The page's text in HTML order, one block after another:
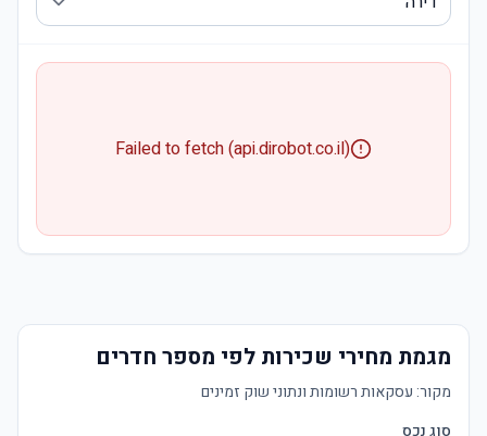
Failed to fetch (api.dirobot.co.il)
מגמת מחירי שכירות לפי מספר חדרים
מקור: עסקאות רשומות ונתוני שוק זמינים
סוג נכס